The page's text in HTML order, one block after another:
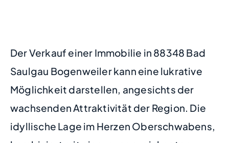
Der Verkauf einer Immobilie in 88348 Bad
Saulgau Bogenweiler kann eine lukrative
Möglichkeit darstellen, angesichts der
wachsenden Attraktivität der Region. Die
idyllische Lage im Herzen Oberschwabens,